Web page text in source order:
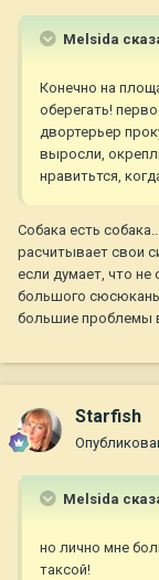
Melsida
Конечно на
оберегать!
двортерьер
выросли,
нравитьтся,
Собака есть
расчитывает свои
если думает, что не
большого
большие проблемы
Starfish
Melsida
но лично мне
таксой!